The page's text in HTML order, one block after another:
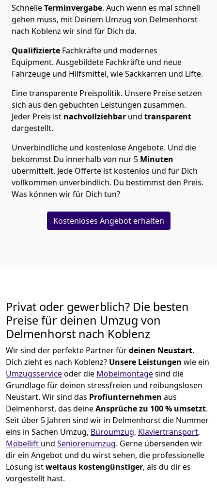
SchnelleTerminvergabe. Auch wenn es mal schnell
gehen muss, mit Deinem Umzug von Delmenhorst
nach Koblenz wir sind für Dich da.
Qualifizierte Fachkräfte und modernes
Equipment. Ausgebildete Fachkräfte und neue
Fahrzeuge und Hilfsmittel, wie Sackkarren und Lifte.
Eine transparente Preispolitik. Unsere Preise setzen
sich aus den gebuchten Leistungen zusammen.
Jeder Preis ist nachvollziehbar und transparent
dargestellt.
Unverbindliche und kostenlose Angebote. Und die
bekommst Du innerhalb von nur 5 Minuten
übermittelt. Jede Offerte ist kostenlos und für Dich
vollkommen unverbindlich. Du bestimmst den Preis.
Was können wir für Dich tun?
Kostenloses Angebot erhalten
Privat oder gewerblich? Die besten
Preise für deinen Umzug von
Delmenhorst nach Koblenz
Wir sind der perfekte Partner fürdeinen Neustart.
Dich zieht es nach Koblenz? Unsere Leistungen wie ein
Umzugsserviceoder die Möbelmontagesind die
Grundlage für deinen stressfreien und reibungslosen
Neustart. Wir sind das Profiunternehmen aus
Delmenhorst, das deineAnsprüche zu 100 % umsetzt.
Seit über 5 Jahren sind wir in Delmenhorst die Nummer
eins in Sachen Umzug, Büroumzug, Klaviertransport,
Möbellift und Seniorenumzug. Gerne übersenden wir
dir ein Angebot und du wirst sehen, die professionelle
Lösung istweitaus kostengünstiger, als du dir es
vorgestellt hast.